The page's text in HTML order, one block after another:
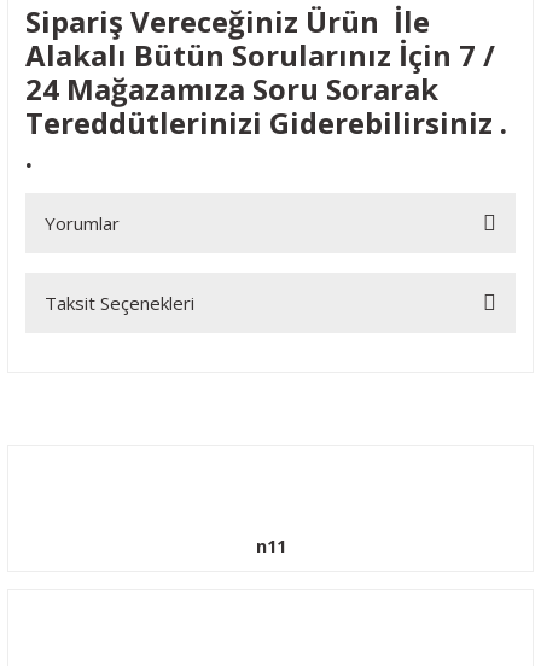
Sipariş Vereceğiniz Ürün İle
Alakalı Bütün Sorularınız İçin 7 /
24 Mağazamıza Soru Sorarak
Tereddütlerinizi Giderebilirsiniz .
.
Yorumlar
Bu ürüne ilk yorumu siz yapın!
Taksit Seçenekleri
n11